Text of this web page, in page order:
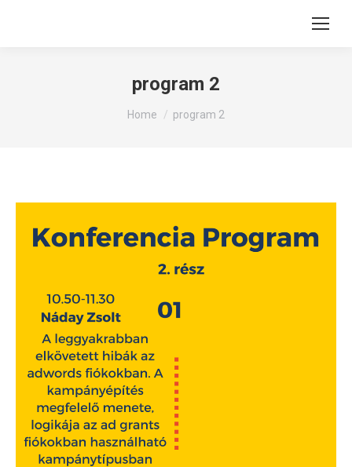
program 2
You are here:
Home program 2